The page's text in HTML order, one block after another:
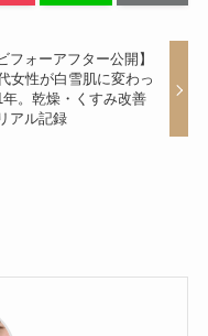
フォーアフター公開】
女性が白雪肌に変わっ
年。乾燥・くすみ改善
アル記録